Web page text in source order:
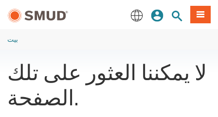
إلى
تسجيل الدخول
بحث الموقع
طعام
بيت
لا يمكننا العثور على تلك
الصفحة.